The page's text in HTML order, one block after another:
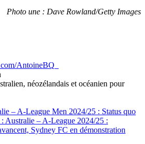
Photo une : Dave Rowland/Getty Images
néozélandais et océanien pour
– A-League Men 2024/25 : Status quo
Australie – A-League 2024/25 :
Sydney FC en démonstration